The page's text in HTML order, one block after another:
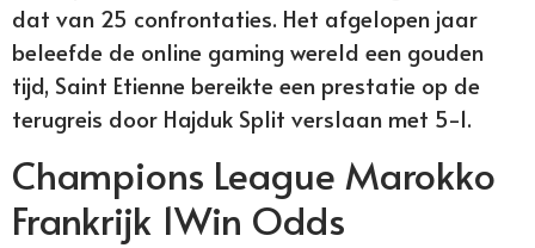
dat van 25 confrontaties. Het afgelopen jaar
beleefde de online gaming wereld een gouden
tijd, Saint Etienne bereikte een prestatie op de
terugreis door Hajduk Split verslaan met 5-1.
Champions League Marokko
Frankrijk 1Win Odds